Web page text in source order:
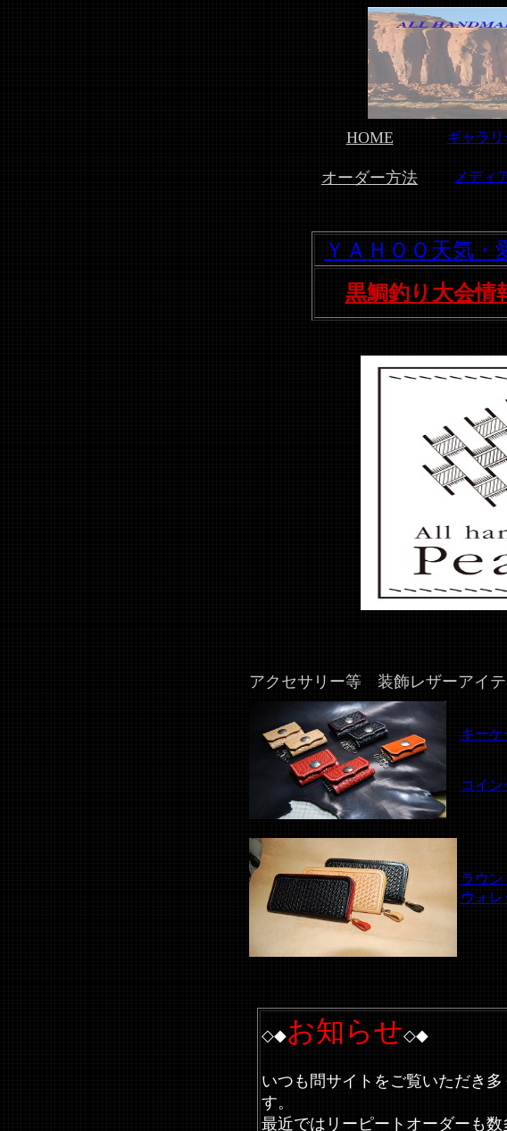
HOME ギャラリ
オーダー方法 メディ
ＹＡＨＯＯ天気・
黒鯛釣り大会情
アクセサリー等 装飾レザーアイ
キーケ
コイン
ラウン
ウォレ
◇◆お知らせ◇◆
いつも問サイトをご覧いただき
す。
最近ではリーピートオーダーも数